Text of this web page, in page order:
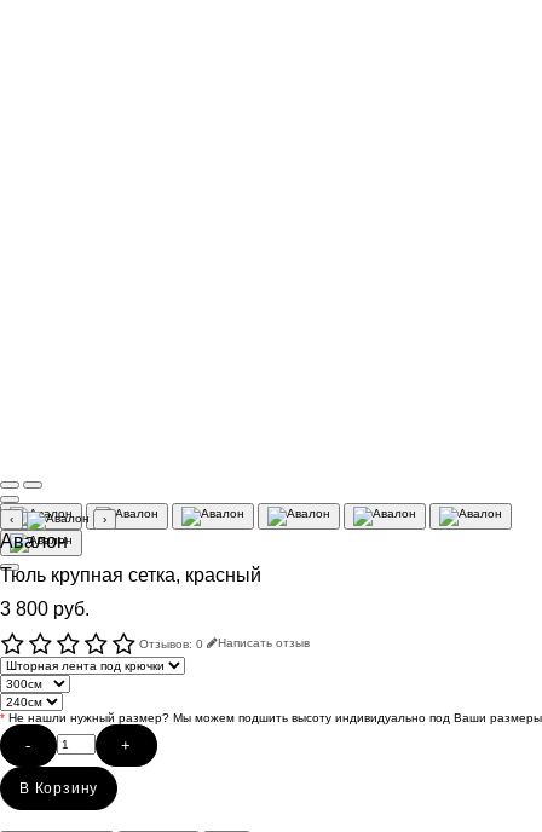
‹ ›
Авалон
Тюль крупная сетка, красный
3 800 руб.
Отзывов: 0 Написать отзыв
* Не нашли нужный размер? Мы можем подшить высоту индивидуально под Ваши размеры
- +
В Корзину